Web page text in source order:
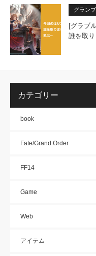
グラン
[グラブ
誰を取り
カテゴリー
book
Fate/Grand Order
FF14
Game
Web
アイテム